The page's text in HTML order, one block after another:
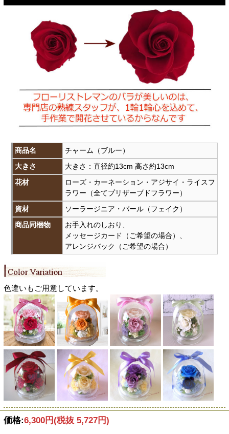
商品名
チャーム（ブルー）
大きさ
大きさ：直径約13cm 高さ約13cm
花材
ローズ・カーネーション・アジサイ・ライスフ
ラワー（全てプリザーブドフラワー）
資材
ソーラージニア・パール（フェイク）
商品同梱物
お手入れのしおり、
メッセージカード（ご希望の場合）、
アレンジバック（ご希望の場合）
色違いもご用意しています。
価格:6,300円(税抜 5,727円)